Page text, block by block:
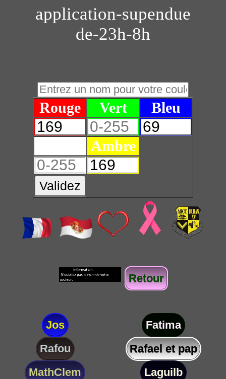
application-supendue
de-23h-8h
Rouge Vert Bleu
Ambre
Validez
Retour
Jos
Fatima
Rafou
Rafael et pap
MathClem
Laguilb